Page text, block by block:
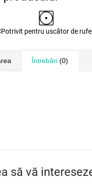
Potrivit pentru uscător de rufe
Întrebări (0)
să vă